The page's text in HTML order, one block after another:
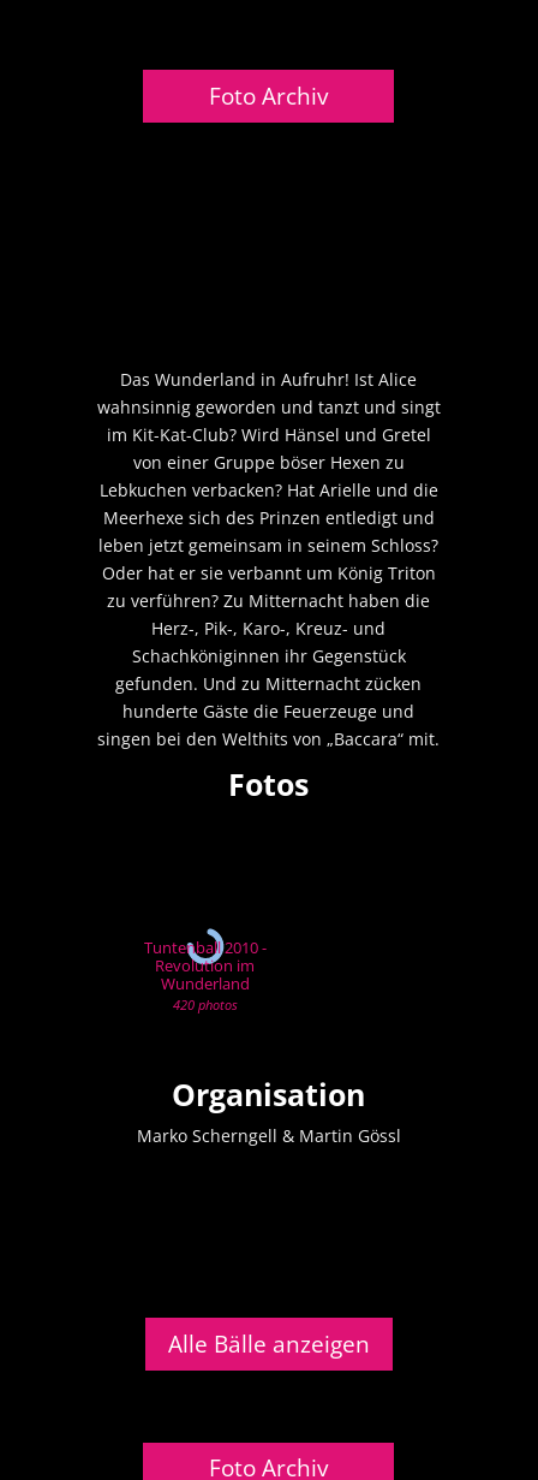
Foto Archiv
Das Wunderland in Aufruhr! Ist Alice
wahnsinnig geworden und tanzt und singt
im Kit-Kat-Club? Wird Hänsel und Gretel
von einer Gruppe böser Hexen zu
Lebkuchen verbacken? Hat Arielle und die
Meerhexe sich des Prinzen entledigt und
leben jetzt gemeinsam in seinem Schloss?
Oder hat er sie verbannt um König Triton
zu verführen? Zu Mitternacht haben die
Herz-, Pik-, Karo-, Kreuz- und
Schachköniginnen ihr Gegenstück
gefunden. Und zu Mitternacht zücken
hunderte Gäste die Feuerzeuge und
singen bei den Welthits von „Baccara“ mit.
Fotos
Tuntenball 2010 -
Revolution im
Wunderland
420 photos
Organisation
Marko Scherngell & Martin Gössl
Alle Bälle anzeigen
Foto Archiv